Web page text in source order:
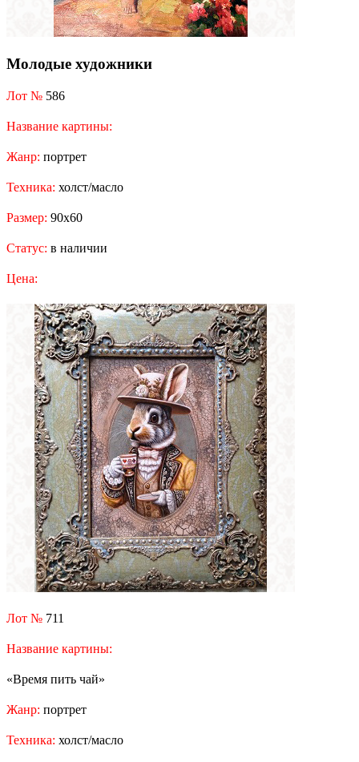
Молодые художники
Лот № 586
Название картины:
Жанр: портрет
Техника: холст/масло
Размер: 90x60
Статус: в наличии
Цена:
Лот № 711
Название картины:
«Время пить чай»
Жанр: портрет
Техника: холст/масло